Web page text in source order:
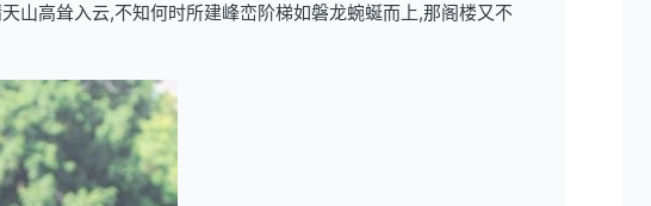
山高耸入云,不知何时所建峰峦阶梯如磐龙蜿蜒而上,那阁楼又不